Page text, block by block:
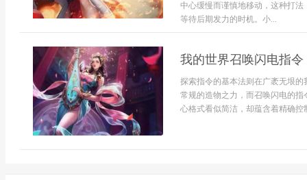
中心缓慢而谨慎地移动，这种打
等待后期发力的时机。小...
我的世界召唤闪电指
探索指令的基本法则在广袤无垠
常规的造物之力，而召唤闪电的
心格式看似简洁，却蕴含着精确控